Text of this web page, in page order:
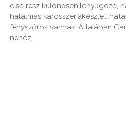
első rész különösen lenyűgöző,
hatalmas karosszériakészlet,
fényszórók vannak. Általában
nehéz.